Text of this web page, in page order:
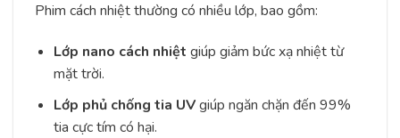
Phim cách nhiệt thường có nhiều lớp, bao gồm:
Lớp nano cách nhiệt giúp giảm bức xạ nhiệt từ
mặt trời.
Lớp phủ chống tia UVgiúp ngăn chặn đến 99%
tia cực tím có hại.